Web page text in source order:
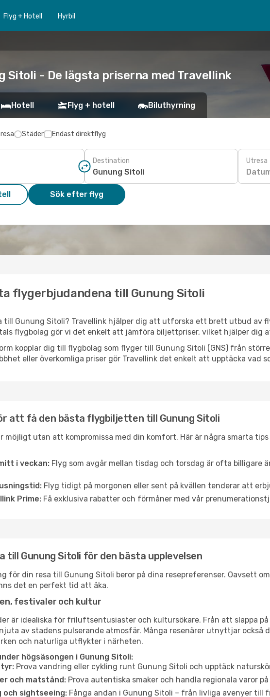
Flyg + Hotell Hyrbil
Sitoli - De lägsta priserna med Travellink
Hotell Flyg + hotell Biluthyrning
Städer Endast direktflyg
Destination Utresa
Sök efter flyg
flygerbjudandena till Gunung Sitoli
till Gunung Sitoli? Travellink hjälper dig att utforska ett brett utbud av
flygbolag gör vi det enkelt att jämföra biljettpriser, vilket hjälper dig
kopplar dig till flygbolag som flyger till Gunung Sitoli (GNS) från
eller överkomliga priser gör Travellink det enkelt att upptäcka vad
att få den bästa flygbiljetten till Gunung Sitoli
möjligt utan att kompromissa med din komfort. Här är några smarta
i veckan: Flyg som avgår mellan tisdag och torsdag är ofta billigare
Flyg tidigt på morgonen eller sent på kvällen tenderar att
Prime: Få exklusiva rabatter och förmåner med vår
till Gunung Sitoli för den bästa upplevelsen
för din resa till Gunung Sitoli beror på dina resepreferenser. Oavsett
det en perfekt tid att åka.
festivaler och kultur
är idealiska för friluftsentusiaster och kultursökare. Från att slappa
av stadens pulserande atmosfär. Många resenärer utnyttjar också
och naturliga utflykter i närheten.
högsäsongen i Gunung Sitoli:
Prova vandring eller cykling runt Gunung Sitoli och upptäck
och matstånd: Prova autentiska smaker och handla regionala varor
sightseeing: Fånga andan i Gunung Sitoli – från livliga avenyer till